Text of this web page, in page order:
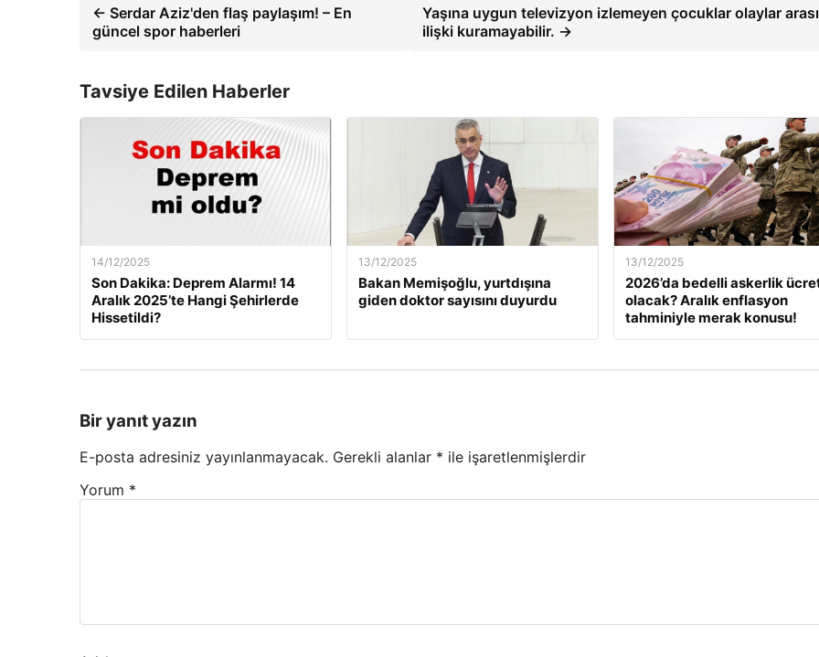
← Serdar Aziz'den flaş paylaşım! – En
güncel spor haberleri
Yaşına uygun televizyon izlemeyen çocuklar olaylar
ilişki kuramayabilir. →
Tavsiye Edilen Haberler
14/12/2025
Son Dakika: Deprem Alarmı! 14
Aralık 2025’te Hangi Şehirlerde
Hissetildi?
13/12/2025
Bakan Memişoğlu, yurtdışına
giden doktor sayısını duyurdu
13/12/2025
2026’da bedelli askerlik
olacak? Aralık enflasyon
tahminiyle merak konusu!
Bir yanıt yazın
E-posta adresiniz yayınlanmayacak. Gerekli alanlar * ile işaretlenmişlerdir
Yorum *